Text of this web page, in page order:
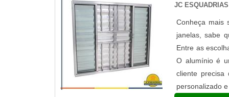
JC
Conheça mais
janelas, sabe
Entre as
O alumínio é
cliente precisa
personalizado e